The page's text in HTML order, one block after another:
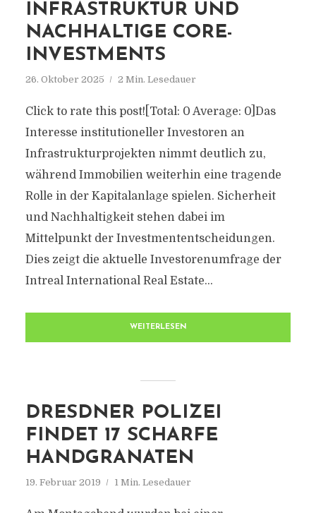
INFRASTRUKTUR UND
NACHHALTIGE CORE-
INVESTMENTS
26. Oktober 2025 2 Min. Lesedauer
Click to rate this post![Total: 0 Average: 0]Das
Interesse institutioneller Investoren an
Infrastrukturprojekten nimmt deutlich zu,
während Immobilien weiterhin eine tragende
Rolle in der Kapitalanlage spielen. Sicherheit
und Nachhaltigkeit stehen dabei im
Mittelpunkt der Investmententscheidungen.
Dies zeigt die aktuelle Investorenumfrage der
Intreal International Real Estate...
WEITERLESEN
DRESDNER POLIZEI
FINDET 17 SCHARFE
HANDGRANATEN
19. Februar 2019 1 Min. Lesedauer